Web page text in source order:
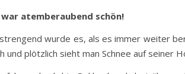
war atemberaubend schön!
wurde es, als es immer weiter
und plötzlich sieht man Schnee auf seiner